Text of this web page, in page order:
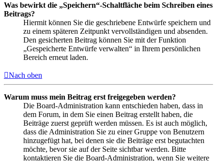
Was bewirkt die „Speichern“-Schaltfläche beim Schreiben eines
Beitrags?
Hiermit können Sie die geschriebene Entwürfe speichern und
zu einem späteren Zeitpunkt vervollständigen und absenden.
Den gesicherten Beitrag können Sie mit der Funktion
„Gespeicherte Entwürfe verwalten“ in Ihrem persönlichen
Bereich erneut laden.
Nach oben
Warum muss mein Beitrag erst freigegeben werden?
Die Board-Administration kann entschieden haben, dass in
dem Forum, in dem Sie einen Beitrag erstellt haben, die
Beiträge zuerst geprüft werden müssen. Es ist auch möglich,
dass die Administration Sie zu einer Gruppe von Benutzern
hinzugefügt hat, bei denen sie die Beiträge erst begutachten
möchte, bevor sie auf der Seite sichtbar werden. Bitte
kontaktieren Sie die Board-Administration, wenn Sie weitere